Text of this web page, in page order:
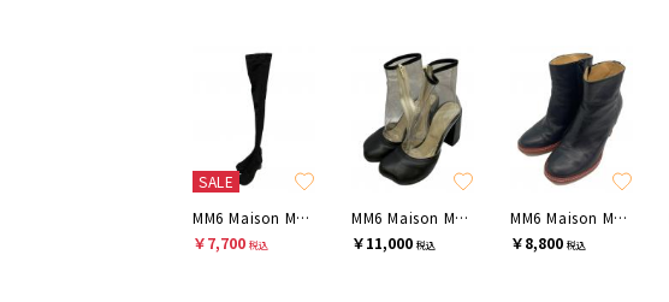
SALE
MM6 Maison Margiela
￥7,700 税込
MM6 Maison Margiela
￥11,000 税込
MM6 Maison Margiela
￥8,800 税込